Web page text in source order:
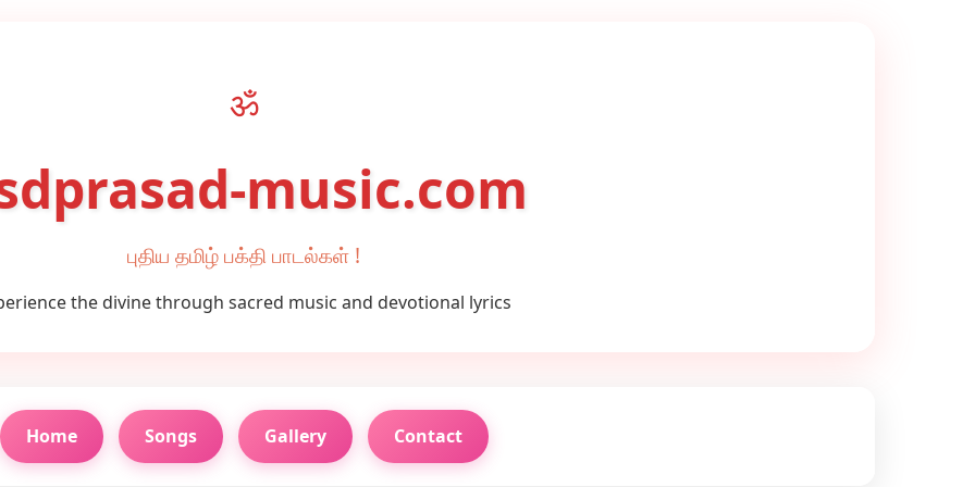
ॐ
music.com
புதிய தமிழ் பக்தி பாடல்கள் !
the divine through sacred music and devotional lyrics
Home Songs Gallery Contact